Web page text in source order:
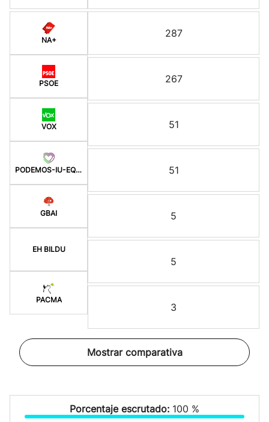
NA+
PSOE
VOX
PODEMOS-IU-EQUO-BATZ
GBAI
EH BILDU
PACMA
287
267
51
51
5
5
3
Mostrar comparativa
Porcentaje escrutado: 100 %